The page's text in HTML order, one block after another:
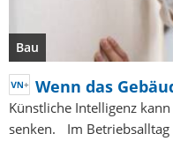
Bau
Wenn das
Künstliche Intelligenz
senken. Im Betriebsalltag